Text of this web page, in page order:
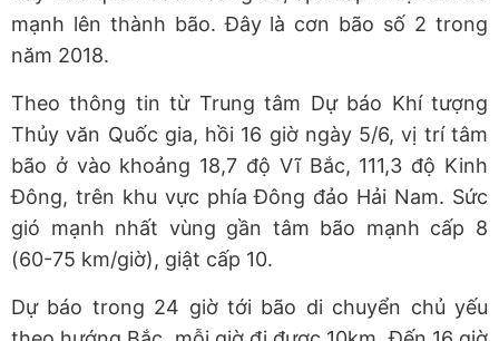
mạnh lên thành bão. Đây là cơn bão số 2 trong
năm 2018.
Theo thông tin từ Trung tâm Dự báo Khí tượng
Thủy văn Quốc gia, hồi 16 giờ ngày 5/6, vị trí tâm
bão ở vào khoảng 18,7 độ Vĩ Bắc, 111,3 độ Kinh
Đông, trên khu vực phía Đông đảo Hải Nam. Sức
gió mạnh nhất vùng gần tâm bão mạnh cấp 8
(60-75 km/giờ), giật cấp 10.
Dự báo trong 24 giờ tới bão di chuyển chủ yếu